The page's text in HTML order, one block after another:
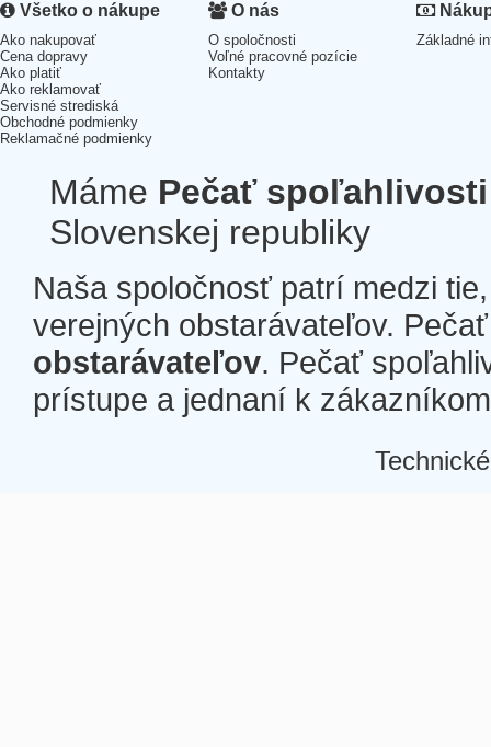
Všetko o nákupe
Ako nakupovať
Cena dopravy
Ako platiť
Ako reklamovať
Servisné strediská
Obchodné podmienky
Reklamačné podmienky
O nás
O spoločnosti
Voľné pracovné pozície
Kontakty
Základné
Máme Pečať spoľahlivosti
Slovenskej republiky
Naša spoločnosť patrí medzi
verejných obstarávateľov.
obstarávateľov. Pečať
prístupe a jednaní k